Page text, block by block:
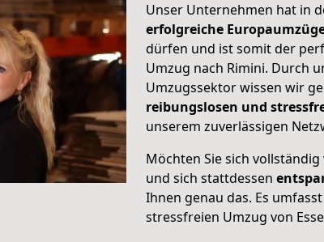
Unser Unternehmen hat in
erfolgreiche
dürfen und ist somit der
Umzug nach Rimini. Durch
Umzugssektor wissen wir
reibungslosen und
unserem zuverlässigen
Möchten Sie sich
und sich stattdessen
Ihnen genau das. Es
stressfreien Umzug von